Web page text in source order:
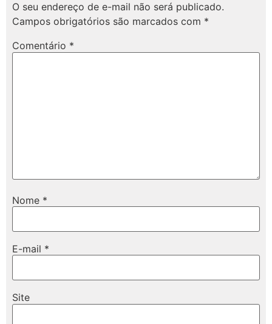
O seu endereço de e-mail não será publicado.
Campos obrigatórios são marcados com *
Comentário *
Nome *
E-mail *
Site